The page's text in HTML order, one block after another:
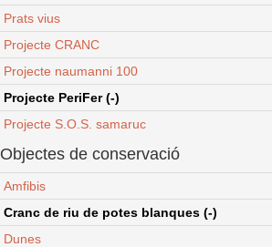
Prats vius
Projecte CRANC
Projecte naumanni 100
Projecte PeriFer (-)
Projecte S.O.S. samaruc
Objectes de conservació
Amfibis
Cranc de riu de potes blanques (-)
Dunes